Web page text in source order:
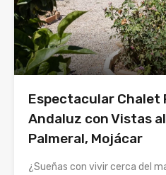
Espectacular Chalet
Andaluz con Vistas
Palmeral, Mojácar
¿Sueñas con vivir cerca del